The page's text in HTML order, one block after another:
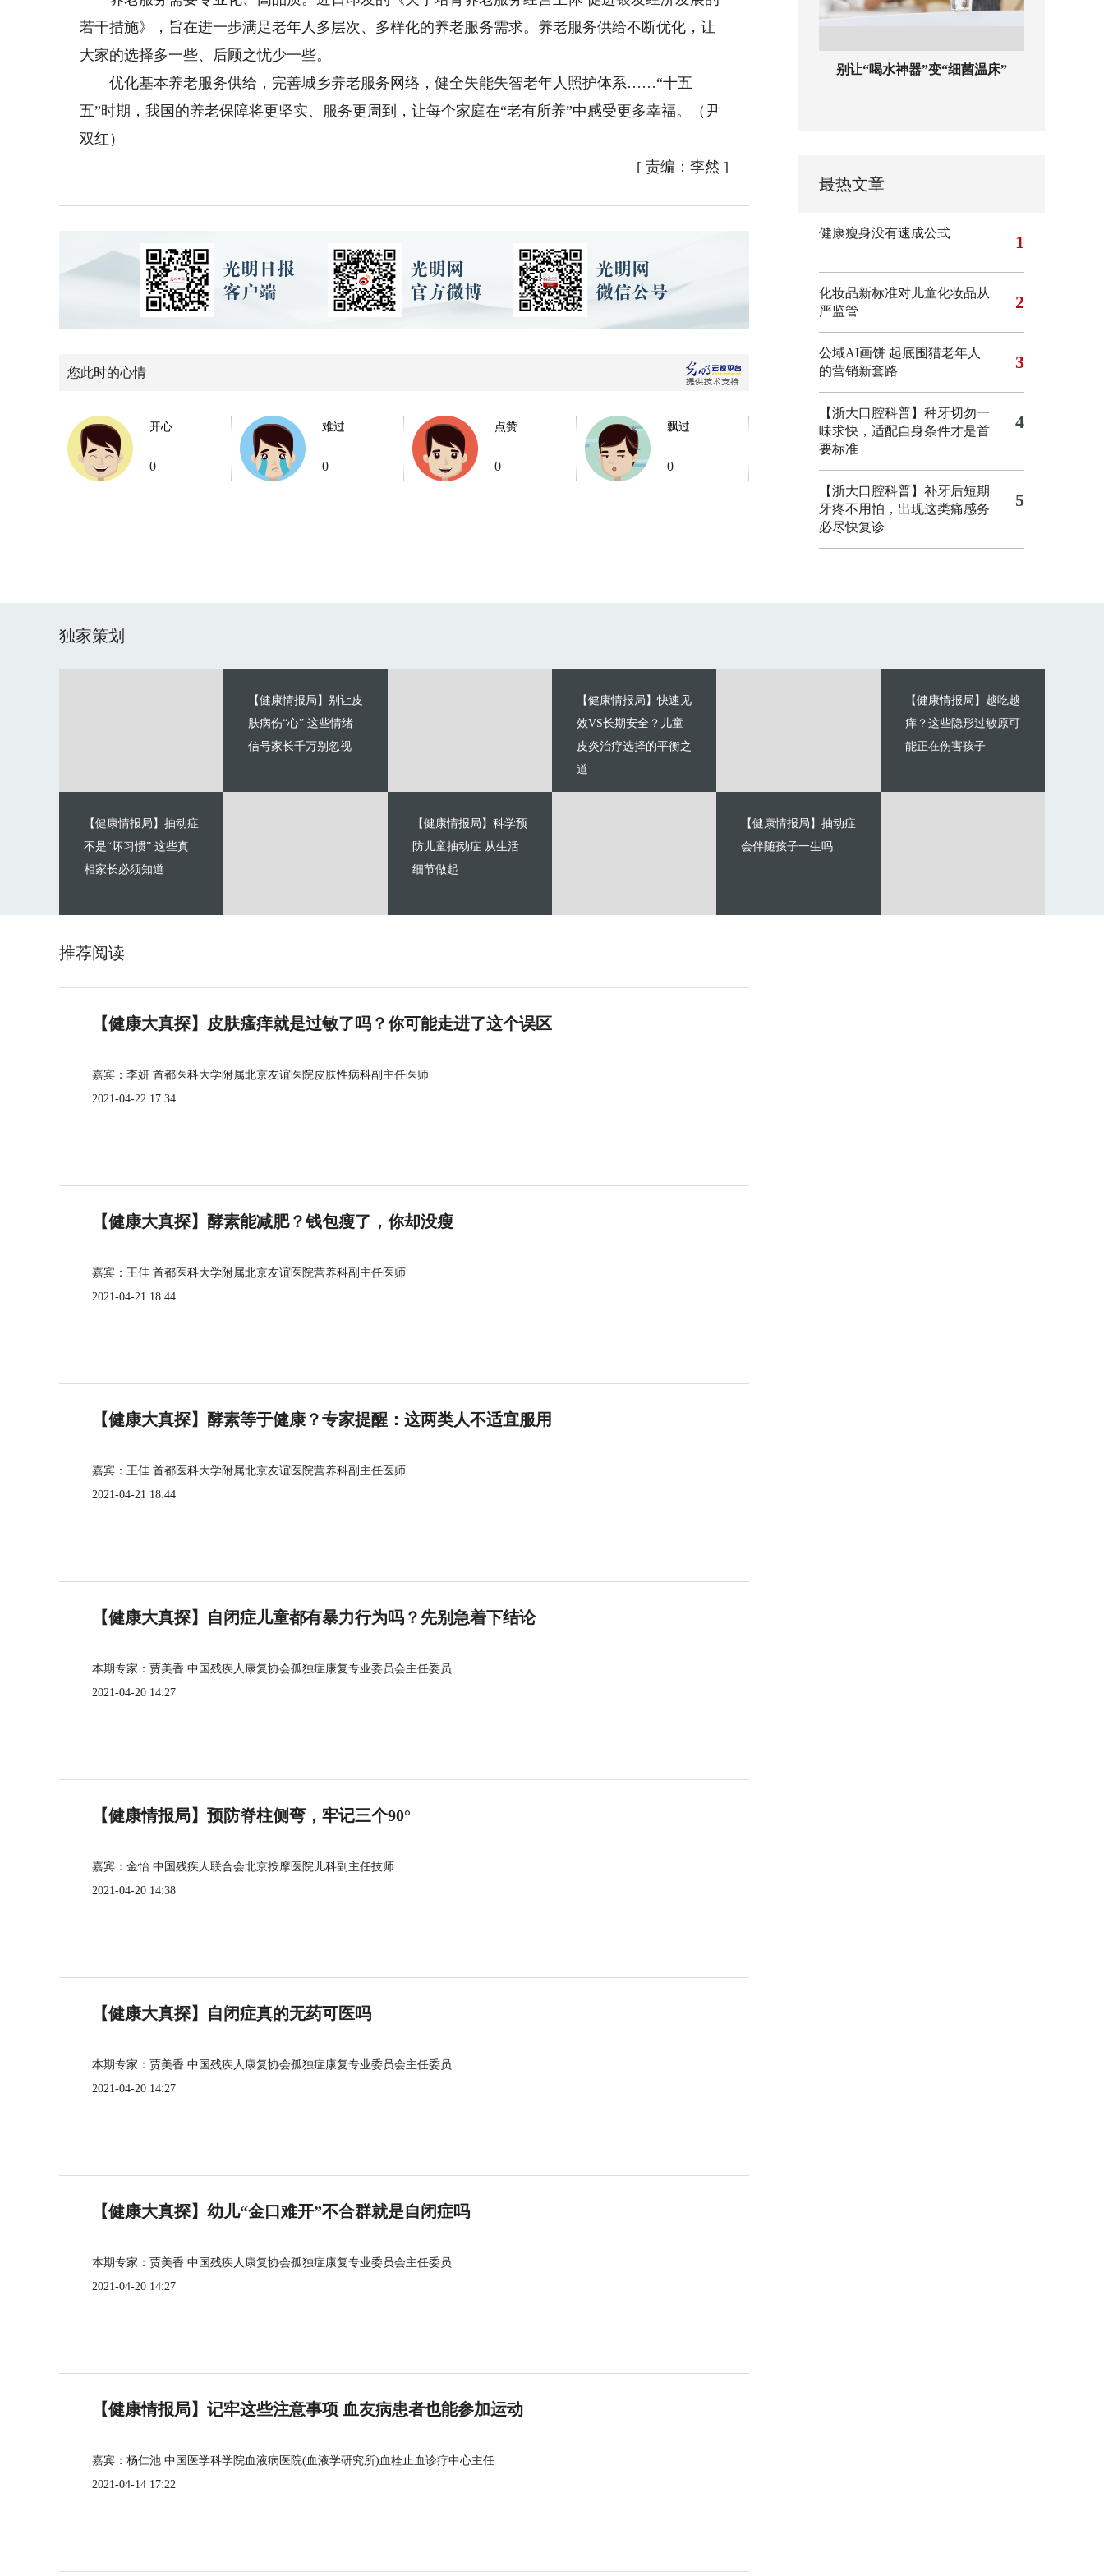
若干措施》，旨在进一步满足老年人多层次、多样化的养老服务需求。养老服务供给不断优化，让
大家的选择多一些、后顾之忧少一些。
优化基本养老服务供给，完善城乡养老服务网络，健全失能失智老年人照护体系……“十五
五”时期，我国的养老保障将更坚实、服务更周到，让每个家庭在“老有所养”中感受更多幸福。（尹
双红）
[ 责编：李然 ]
您此时的心情
开心
0
难过
0
点赞
0
飘过
0
别让“喝水神器”变“细菌温床”
最热文章
健康瘦身没有速成公式 1
化妆品新标准对儿童化妆品从
严监管
2
公域AI画饼 起底围猎老年人
的营销新套路
3
【浙大口腔科普】种牙切勿一
味求快，适配自身条件才是首
要标准
4
【浙大口腔科普】补牙后短期
牙疼不用怕，出现这类痛感务
必尽快复诊
5
独家策划
【健康情报局】别让皮
肤病伤“心” 这些情绪
信号家长千万别忽视
【健康情报局】抽动症
不是“坏习惯” 这些真
相家长必须知道
【健康情报局】快速见
效VS长期安全？儿童
皮炎治疗选择的平衡之
道
【健康情报局】科学预
防儿童抽动症 从生活
细节做起
【健康情报局】越吃越
痒？这些隐形过敏原可
能正在伤害孩子
【健康情报局】抽动症
会伴随孩子一生吗
推荐阅读
【健康大真探】皮肤瘙痒就是过敏了吗？你可能走进了这个误区
嘉宾：李妍 首都医科大学附属北京友谊医院皮肤性病科副主任医师
2021-04-22 17:34
【健康大真探】酵素能减肥？钱包瘦了，你却没瘦
嘉宾：王佳 首都医科大学附属北京友谊医院营养科副主任医师
2021-04-21 18:44
【健康大真探】酵素等于健康？专家提醒：这两类人不适宜服用
嘉宾：王佳 首都医科大学附属北京友谊医院营养科副主任医师
2021-04-21 18:44
【健康大真探】自闭症儿童都有暴力行为吗？先别急着下结论
本期专家：贾美香 中国残疾人康复协会孤独症康复专业委员会主任委员
2021-04-20 14:27
【健康情报局】预防脊柱侧弯，牢记三个90°
嘉宾：金怡 中国残疾人联合会北京按摩医院儿科副主任技师
2021-04-20 14:38
【健康大真探】自闭症真的无药可医吗
本期专家：贾美香 中国残疾人康复协会孤独症康复专业委员会主任委员
2021-04-20 14:27
【健康大真探】幼儿“金口难开”不合群就是自闭症吗
本期专家：贾美香 中国残疾人康复协会孤独症康复专业委员会主任委员
2021-04-20 14:27
【健康情报局】记牢这些注意事项 血友病患者也能参加运动
嘉宾：杨仁池 中国医学科学院血液病医院(血液学研究所)血栓止血诊疗中心主任
2021-04-14 17:22